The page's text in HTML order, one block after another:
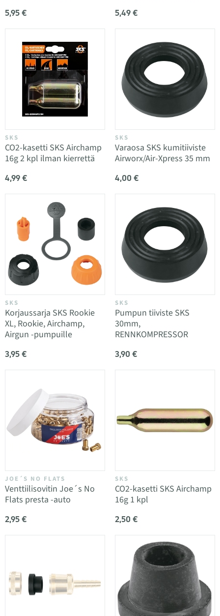
5,95 € 5,49 €
SKS
CO2-kasetti SKS Airchamp
16g 2 kpl ilman kierrettä
4,99 €
SKS
Varaosa SKS kumitiiviste
Airworx/Air-Xpress 35 mm
4,00 €
SKS
Korjaussarja SKS Rookie
XL, Rookie, Airchamp,
Airgun -pumpuille
3,95 €
SKS
Pumpun tiiviste SKS
30mm,
RENNKOMPRESSOR
3,90 €
JOE´S NO FLATS
Venttiilisovitin Joe´s No
Flats presta -auto
2,95 €
SKS
CO2-kasetti SKS Airchamp
16g 1 kpl
2,50 €